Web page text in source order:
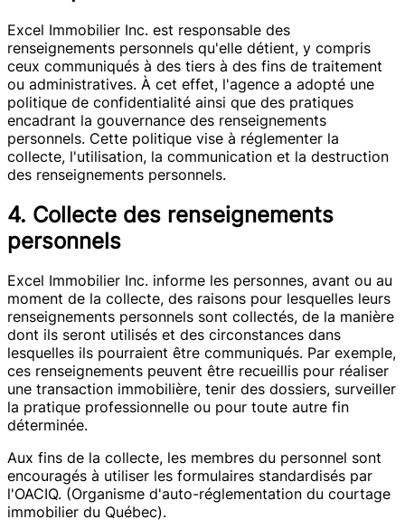
Excel Immobilier Inc. est responsable des
renseignements personnels qu'elle détient, y compris
ceux communiqués à des tiers à des fins de traitement
ou administratives. À cet effet, l'agence a adopté une
politique de confidentialité ainsi que des pratiques
encadrant la gouvernance des renseignements
personnels. Cette politique vise à réglementer la
collecte, l'utilisation, la communication et la destruction
des renseignements personnels.
4. Collecte des renseignements
personnels
Excel Immobilier Inc. informe les personnes, avant ou au
moment de la collecte, des raisons pour lesquelles leurs
renseignements personnels sont collectés, de la manière
dont ils seront utilisés et des circonstances dans
lesquelles ils pourraient être communiqués. Par exemple,
ces renseignements peuvent être recueillis pour réaliser
une transaction immobilière, tenir des dossiers, surveiller
la pratique professionnelle ou pour toute autre fin
déterminée.
Aux fins de la collecte, les membres du personnel sont
encouragés à utiliser les formulaires standardisés par
l'OACIQ. (Organisme d'auto-réglementation du courtage
immobilier du Québec).